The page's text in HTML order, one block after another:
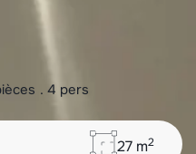
4 pers
27 m2